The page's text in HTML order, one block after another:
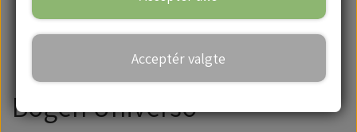
Handelsbetingelser
Bogen Universo
Acceptér valgte